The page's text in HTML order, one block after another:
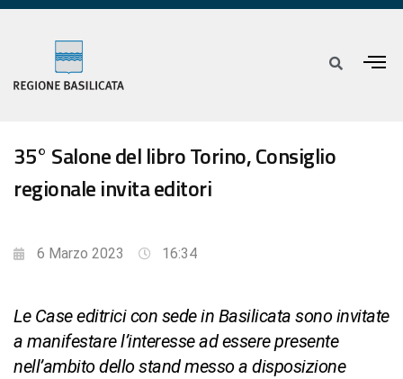
35° Salone del libro Torino, Consiglio
regionale invita editori
6 Marzo 2023 16:34
Le Case editrici con sede in Basilicata sono invitate
a manifestare l’interesse ad essere presente
nell’ambito dello stand messo a disposizione